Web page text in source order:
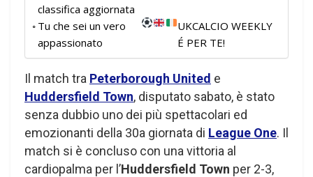
classifica aggiornata
Tu che sei un vero
appassionato
UKCALCIO WEEKLY
É PER TE!
Il match tra Peterborough United e
Huddersfield Town, disputato sabato, è stato
senza dubbio uno dei più spettacolari ed
emozionanti della 30a giornata di League One. Il
match si è concluso con una vittoria al
cardiopalma per l’Huddersfield Town per 2-3,